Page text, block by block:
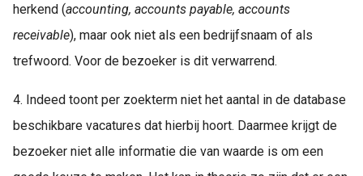
herkend (accounting, accounts payable, accounts
receivable), maar ook niet als een bedrijfsnaam of als
trefwoord. Voor de bezoeker is dit verwarrend.
4. Indeed toont per zoekterm niet het aantal in de database
beschikbare vacatures dat hierbij hoort. Daarmee krijgt de
bezoeker niet alle informatie die van waarde is om een